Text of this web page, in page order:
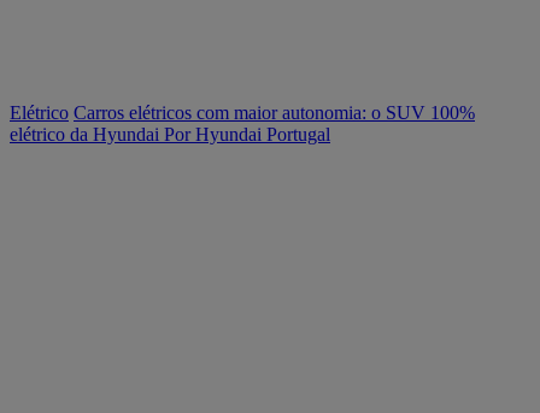
Elétrico Carros elétricos com maior autonomia: o SUV 100%
elétrico da Hyundai Por Hyundai Portugal